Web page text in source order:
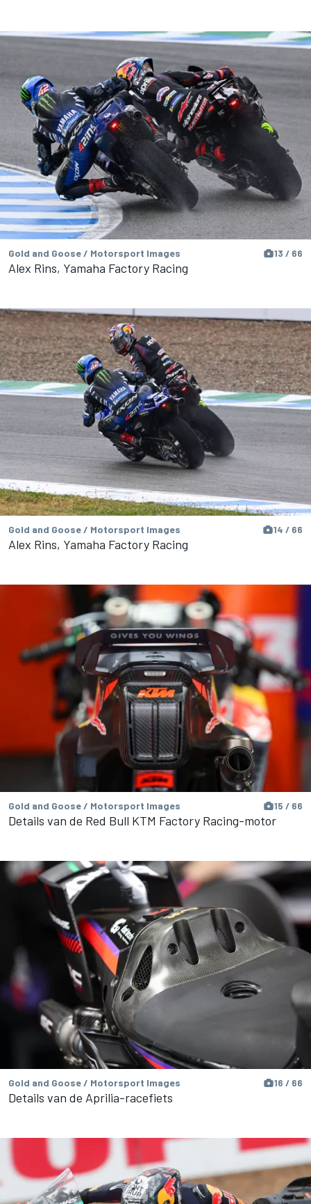
Gold and Goose / Motorsport Images 13 / 66
Alex Rins, Yamaha Factory Racing
Gold and Goose / Motorsport Images 14 / 66
Alex Rins, Yamaha Factory Racing
Gold and Goose / Motorsport Images 15 / 66
Details van de Red Bull KTM Factory Racing-motor
Gold and Goose / Motorsport Images 16 / 66
Details van de Aprilia-racefiets